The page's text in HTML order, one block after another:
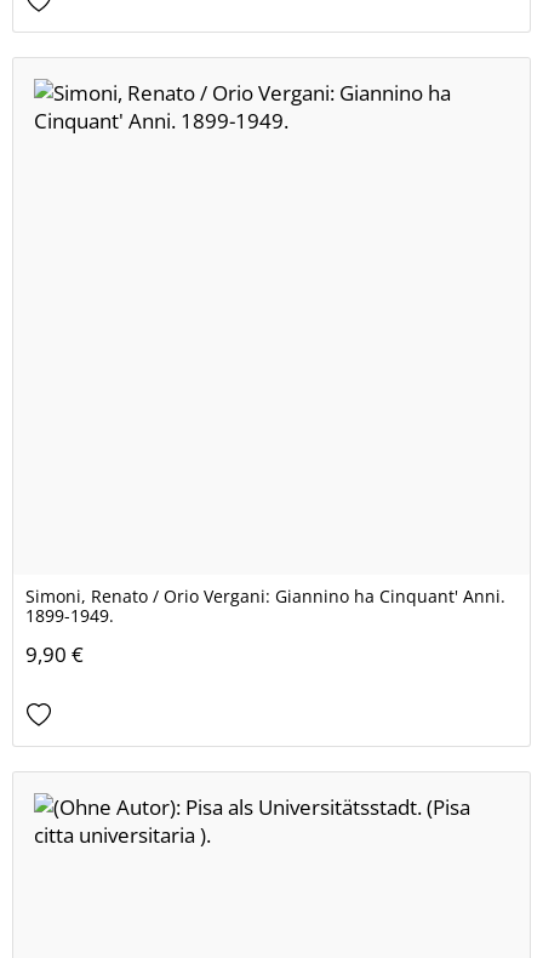
Simoni, Renato / Orio Vergani: Giannino ha Cinquant' Anni.
1899-1949.
9,90 €